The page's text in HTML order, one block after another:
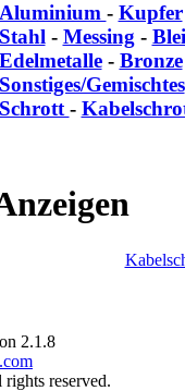
Aluminium - Kupfer
Stahl - Messing - Blei
Edelmetalle- Bronze
Sonstiges/Gemischtes
Schrott -
2.1.8
reserved.